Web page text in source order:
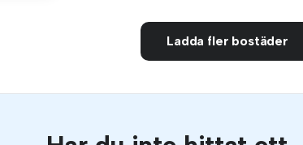
Ladda fler bostäder